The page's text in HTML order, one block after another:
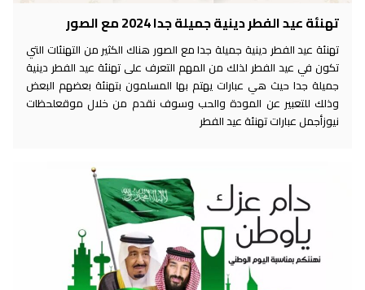
تهنئة عيد الفطر دينية جميلة جدا 2024 مع الصور
تهنئة عيد الفطر دينية جميلة جدا مع الصور هناك الكثير من التهنئات التي
تكون في عيد الفطر لذلك من المهم التعرف على تهنئة عيد الفطر دينية
جميلة جدا حيث هي عبارات يهتم بها المسلمون بتهنئة بعضهم البعض
وذلك للتعبير عن المودة والحب وسوف نقدم من خلال موقعلحظات
نيوزأجمل عبارات تهنئة عيد الفطر